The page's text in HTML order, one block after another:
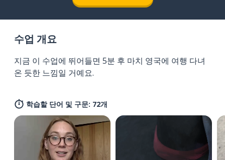
수업 개요
지금 이 수업에 뛰어들면 5분 후 마치 영국에 여행 다녀
온 듯한 느낌일 거예요.
학습할 단어 및 구문: 72개